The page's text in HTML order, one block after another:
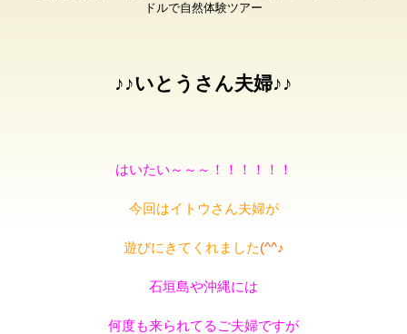
ドルで自然体験ツアー
♪♪いとうさん夫婦♪♪
はいたい～～～！！！！！！
今回はイトウさん夫婦が
遊びにきてくれました(^^♪
石垣島や沖縄には
何度も来られてるご夫婦ですが